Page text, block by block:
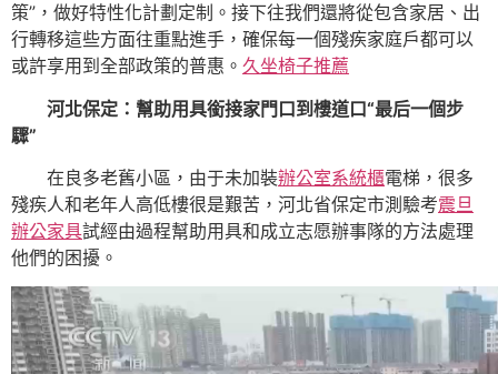
策”，做好特性化計劃定制。接下往我們還將從包含家居、出
行轉移這些方面往重點進手，確保每一個殘疾家庭戶都可以
或許享用到全部政策的普惠。‍ 久坐椅子推薦
河北保定：幫助用具銜接家門口到樓道口“最后一個步
驟”
在良多老舊小區，由于未加裝辦公室系統櫃電梯，很多
殘疾人和老年人高低樓很是艱苦，河北省保定市測驗考震旦
辦公家具試經由過程幫助用具和成立志愿辦事隊的方法處理
他們的困擾。